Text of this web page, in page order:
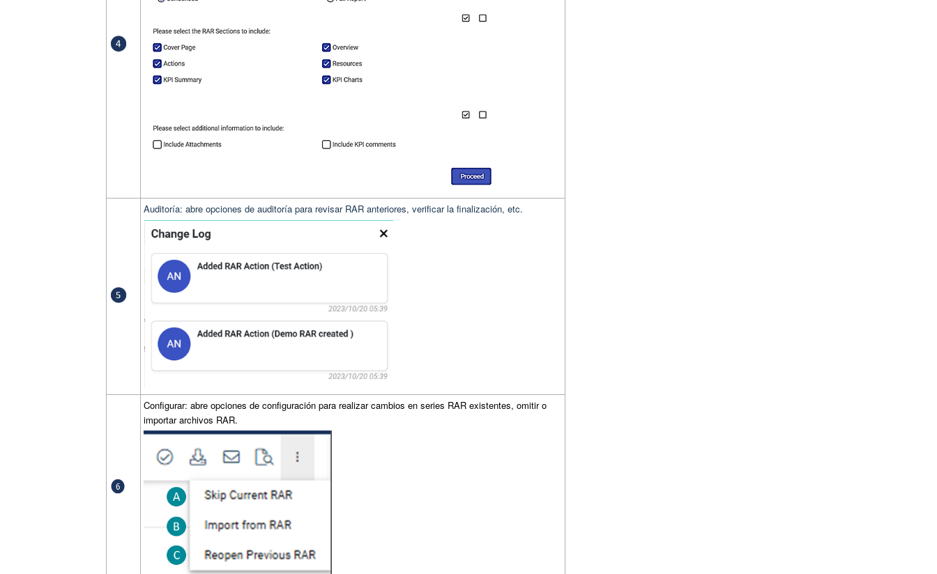
Auditoría: abre opciones de auditoría para revisar RAR anteriores, verificar la finalización, etc.
Configurar: abre opciones de configuración para realizar cambios en series RAR existentes, omitir o
importar archivos RAR.